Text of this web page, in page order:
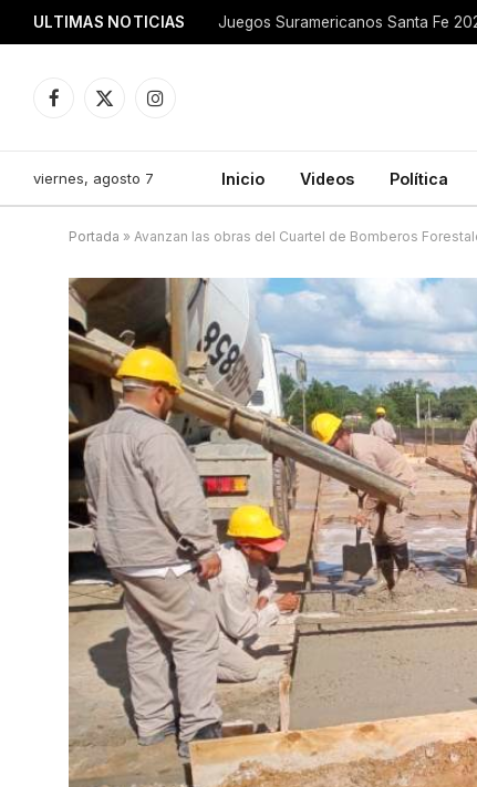
ULTIMAS NOTICIAS Juegos Suramericanos Santa Fe
Facebook
X
Instagram
viernes, agosto 7 Inicio Videos Política
Portada » Avanzan las obras del Cuartel de Bomberos